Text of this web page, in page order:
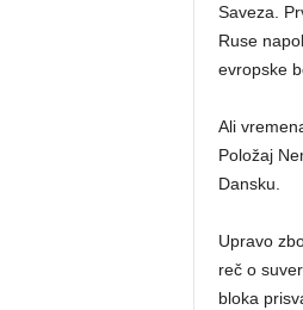
Saveza.
Ruse
evropske
Ali
Položaj
Dansku.
Upravo
reč o
bloka